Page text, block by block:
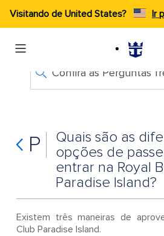
Visitando de United States? Ir
Confira as Perguntas
P
Quais são as
opções de
entrar na Royal
Paradise Island?
Existem três maneiras de
Club Paradise Island.